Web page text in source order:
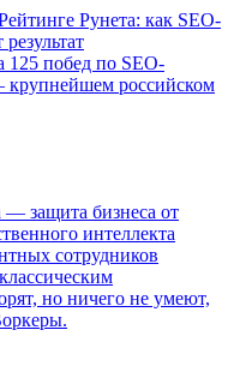
Рунета: как SEO-
125 побед по SEO-
российском
защита бизнеса от
интеллекта
сотрудников
но ничего не умеют,